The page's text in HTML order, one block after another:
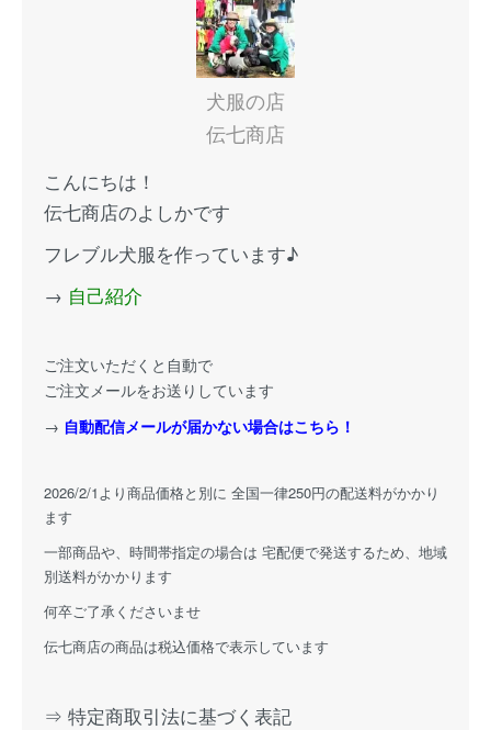
犬服の店
伝七商店
こんにちは！
伝七商店のよしかです
フレブル犬服を作っています♪
→ 自己紹介
ご注文いただくと自動で
ご注文メールをお送りしています
→ 自動配信メールが届かない場合はこちら！
2026/2/1より商品価格と別に 全国一律250円の配送料がかかり
ます
一部商品や、時間帯指定の場合は 宅配便で発送するため、地域
別送料がかかります
何卒ご了承くださいませ
伝七商店の商品は税込価格で表示しています
⇒ 特定商取引法に基づく表記